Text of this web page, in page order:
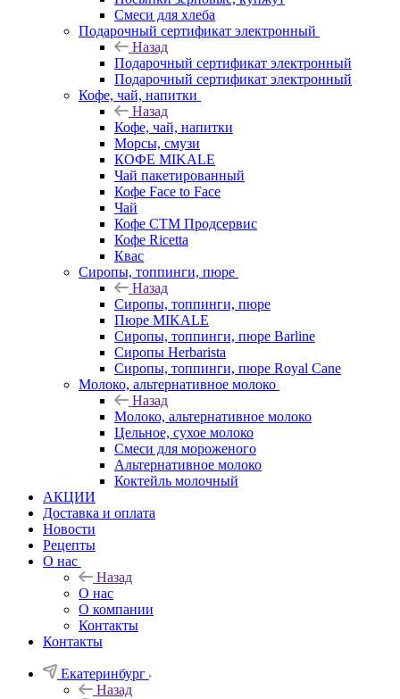
Смеси для хлеба
Подарочный сертификат электронный
Назад
Подарочный сертификат электронный
Подарочный сертификат электронный
Кофе, чай, напитки
Назад
Кофе, чай, напитки
Морсы, смузи
КОФЕ MIKALE
Чай пакетированный
Кофе Face to Face
Чай
Кофе СТМ Продсервис
Кофе Ricetta
Квас
Сиропы, топпинги, пюре
Назад
Сиропы, топпинги, пюре
Пюре MIKALE
Сиропы, топпинги, пюре Barline
Сиропы Herbarista
Сиропы, топпинги, пюре Royal Cane
Молоко, альтернативное молоко
Назад
Молоко, альтернативное молоко
Цельное, сухое молоко
Смеси для мороженого
Альтернативное молоко
Коктейль молочный
АКЦИИ
Доставка и оплата
Новости
Рецепты
О нас
Назад
О нас
О компании
Контакты
Контакты
Екатеринбург
Назад